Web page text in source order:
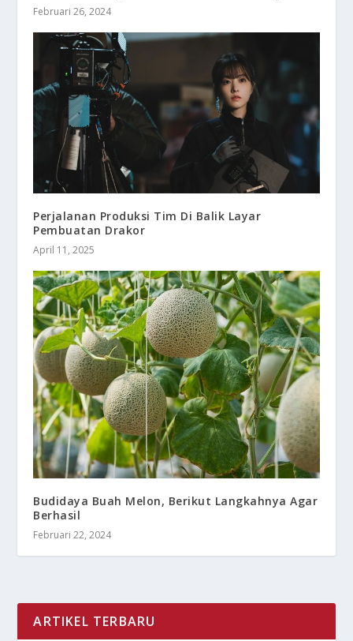
Februari 26, 2024
Perjalanan Produksi Tim Di Balik Layar
Pembuatan Drakor
April 11, 2025
Budidaya Buah Melon, Berikut Langkahnya Agar
Berhasil
Februari 22, 2024
ARTIKEL TERBARU